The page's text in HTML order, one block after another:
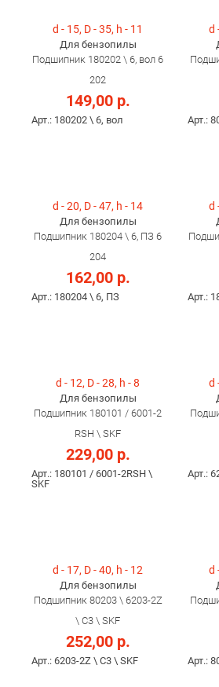
d - 15, D - 35, h - 11
Для бензопилы
Подшипник 180202 \ 6, вол 6
202
149,00 р.
Арт.: 180202 \ 6, вол
d
Арт.:
d - 20, D - 47, h - 14
Для бензопилы
Подшипник 180204 \ 6, ПЗ 6
204
162,00 р.
Арт.: 180204 \ 6, ПЗ
d
Арт.:
d - 12, D - 28, h - 8
Для бензопилы
Подшипник 180101 / 6001-2
RSH \ SKF
229,00 р.
Арт.: 180101 / 6001-2RSH \
SKF
d
Арт.:
d - 17, D - 40, h - 12
Для бензопилы
Подшипник 80203 \ 6203-2Z
\ С3 \ SKF
252,00 р.
Арт.: 6203-2Z \ С3 \ SKF
d
Арт.: